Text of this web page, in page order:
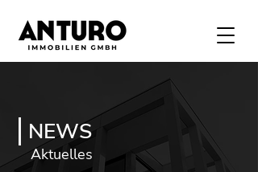
Aktuelles
NEWS